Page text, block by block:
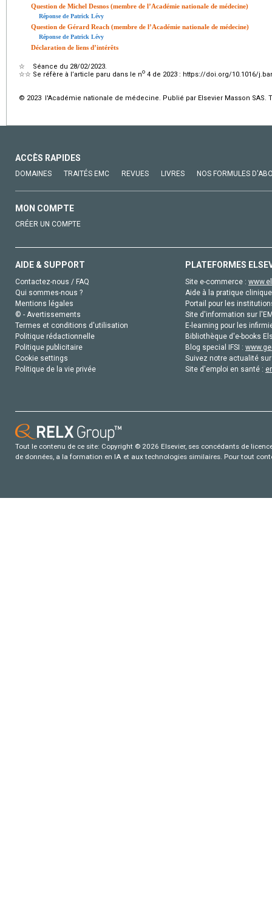
Question de Michel Desnos (membre de l’Académie nationale de médecine)
Réponse de Patrick Lévy
Question de Gérard Reach (membre de l’Académie nationale de médecine)
Réponse de Patrick Lévy
Déclaration de liens d’intérêts
☆
Séance du 28/02/2023.
☆☆ Se réfère à l’article paru dans le no 4 de 2023 : https://doi.org/10.1016/
© 2023 l'Académie nationale de médecine. Publié par Elsevier Masson SAS.
ACCÈS RAPIDES
DOMAINES TRAITÉS EMC REVUES LIVRES NOS FORMULES
MON COMPTE
CRÉER UN COMPTE
AIDE & SUPPORT
Contactez-nous / FAQ
Qui sommes-nous ?
Mentions légales
© - Avertissements
Termes et conditions d'utilisation
Politique rédactionnelle
Politique publicitaire
Cookie settings
Politique de la vie privée
PLATEFORMES
Site e-commerce :
Aide à la pratique
Portail pour les
Site d'information sur
E-learning pour les
Bibliothèque d'e-books
Blog special IFSI :
Suivez notre actualité
Site d'emploi en santé :
Tout le contenu de ce site: Copyright © 2026 Elsevier, ses concédants de
de données, a la formation en IA et aux technologies similaires. Pour tout